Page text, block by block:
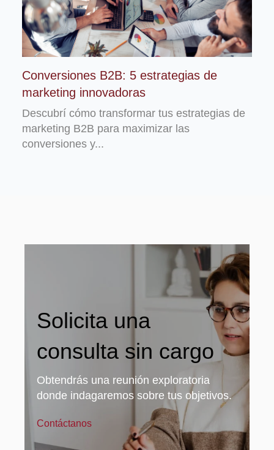
Conversiones B2B: 5 estrategias de
marketing innovadoras
Descubrí cómo transformar tus estrategias de
marketing B2B para maximizar las
conversiones y...
Solicita una
consulta sin cargo
Obtendrás una reunión exploratoria
donde indagaremos sobre tus objetivos.
Contáctanos